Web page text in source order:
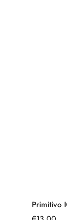
Primitivo